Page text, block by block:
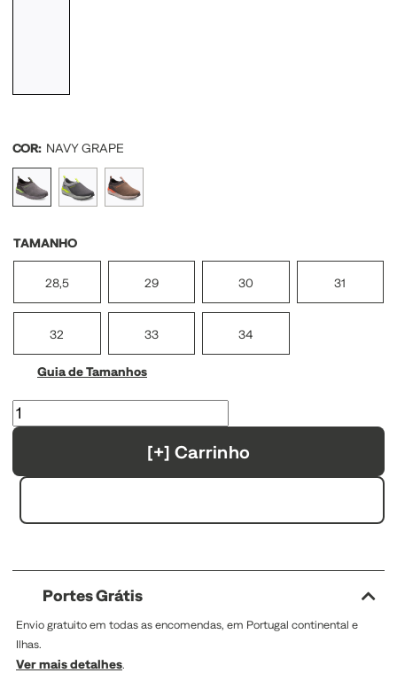
COR: NAVY GRAPE
TAMANHO
28,5 29 30 31
32 33 34
Guia de Tamanhos
[+] Carrinho
Portes Grátis
Envio gratuito em todas as encomendas, em Portugal continental e
Ilhas.
Ver mais detalhes.